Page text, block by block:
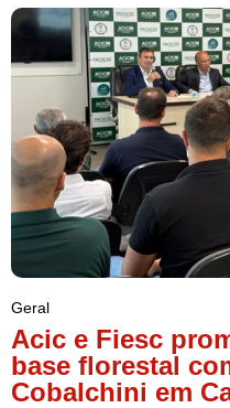
Geral
Acic e Fiesc
base florestal
Cobalchini em